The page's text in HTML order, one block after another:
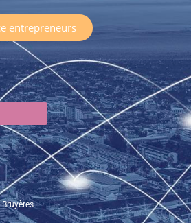
entrepreneurs